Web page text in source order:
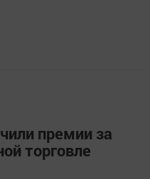
премии за
торговле